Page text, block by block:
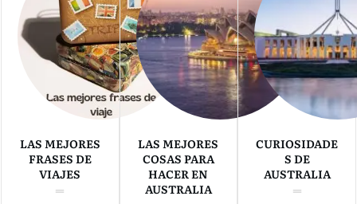
LAS MEJORES
FRASES DE
VIAJES
LAS MEJORES
COSAS PARA
HACER EN
AUSTRALIA
CURIOSIDADE
S DE
AUSTRALIA